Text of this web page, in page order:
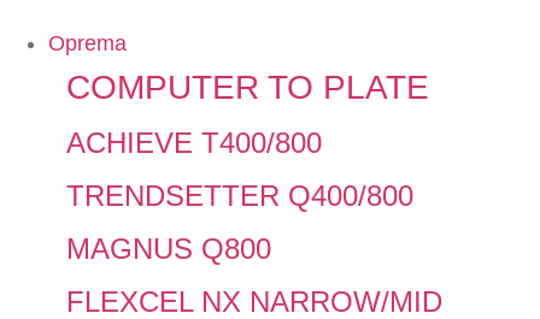
Oprema
COMPUTER TO PLATE
ACHIEVE T400/800
TRENDSETTER Q400/800
MAGNUS Q800
FLEXCEL NX NARROW/MID